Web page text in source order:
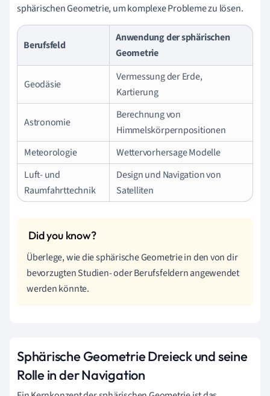
sphärischen Geometrie, um komplexe Probleme zu lösen.
Berufsfeld
Anwendung der sphärischen
Geometrie
Geodäsie
Vermessung der Erde,
Kartierung
Astronomie
Berechnung von
Himmelskörpernpositionen
Meteorologie
Wettervorhersage Modelle
Luft- und
Raumfahrttechnik
Design und Navigation von
Satelliten
Überlege, wie die sphärische Geometrie in den von dir
bevorzugten Studien- oder Berufsfeldern angewendet
werden könnte.
Sphärische Geometrie Dreieck und seine
Rolle in der Navigation